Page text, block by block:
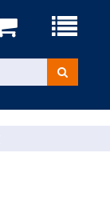
Menü
Kurse
suchen